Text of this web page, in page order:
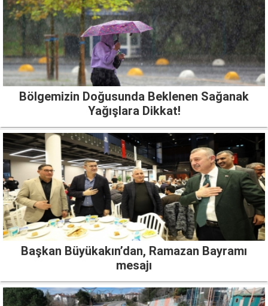
Bölgemizin Doğusunda Beklenen Sağanak
Yağışlara Dikkat!
Başkan Büyükakın’dan, Ramazan Bayramı
mesajı